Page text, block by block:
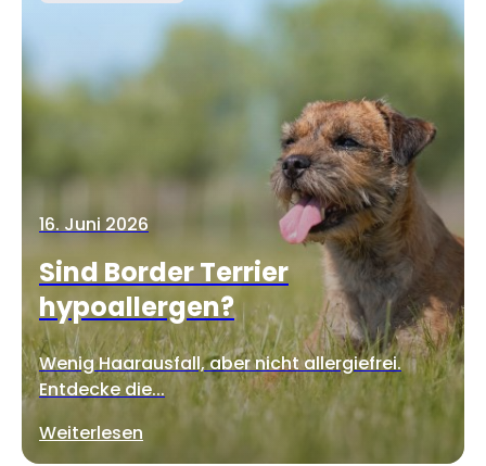
16. Juni 2026
Sind Border Terrier
hypoallergen?
Wenig Haarausfall, aber nicht allergiefrei.
Entdecke die...
Weiterlesen